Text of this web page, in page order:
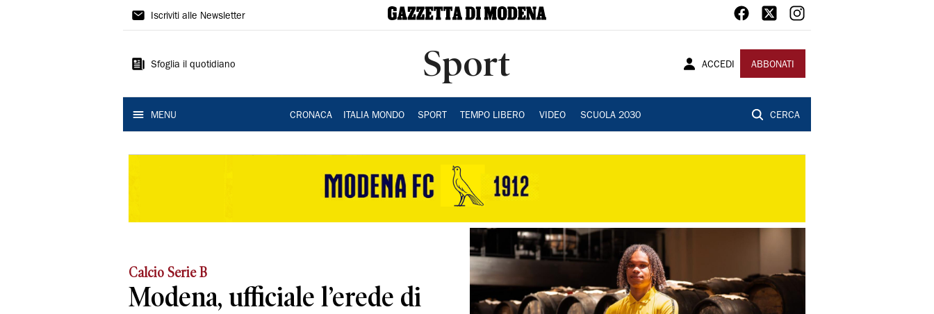
Gazzetta
Modena
Iscriviti alle Newsletter
Sfoglia il quotidiano Sport ACCEDI ABBONATI
MENU CRONACA ITALIA MONDO SPORT TEMPO LIBERO VIDEO SCUOLA 2030 CERCA
Calcio Serie B
Modena, ufficiale l’erede di